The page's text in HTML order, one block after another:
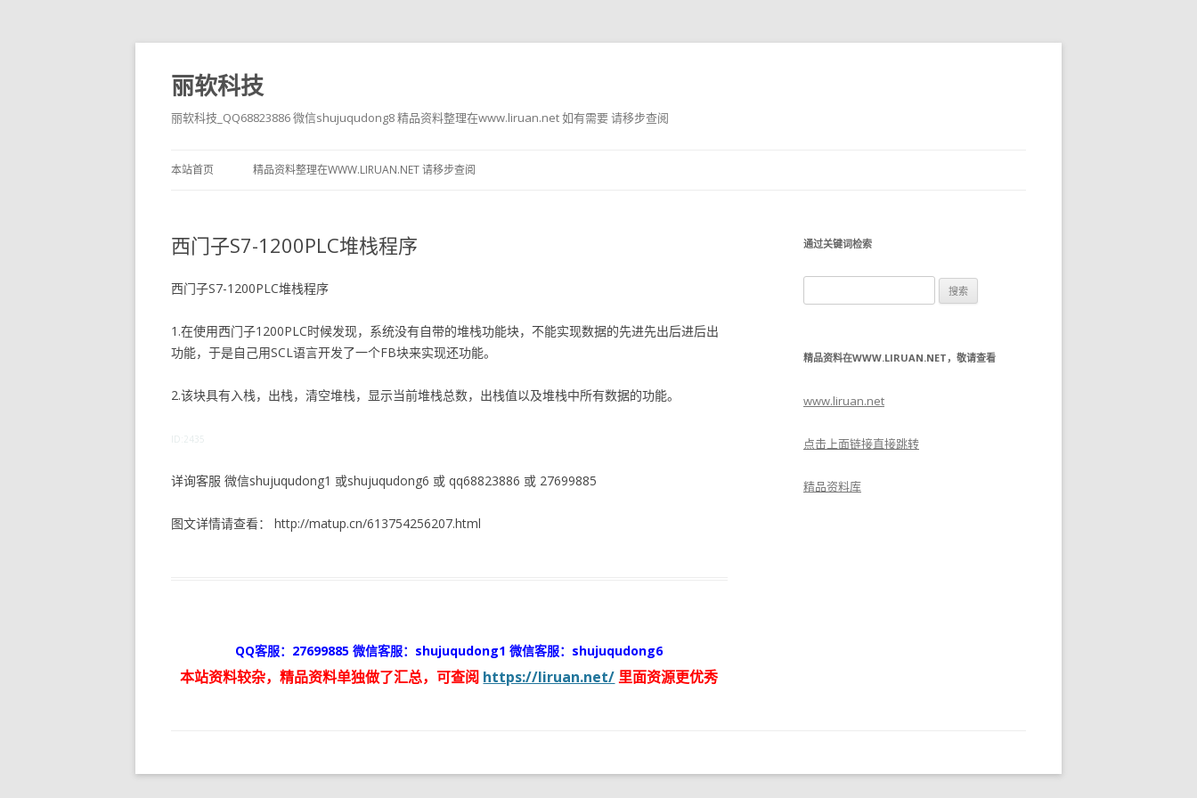
丽软科技
丽软科技_QQ68823886 微信shujuqudong8 精品资料整理在www.liruan.net 如有需要 请移步查阅
本站首页 精品资料整理在WWW.LIRUAN.NET 请移步查阅
西门子S7-1200PLC堆栈程序
西门子S7-1200PLC堆栈程序
1.在使用西门子1200PLC时候发现，系统没有自带的堆栈功能块，不能实现数据的先进先出后进后出
功能，于是自己用SCL语言开发了一个FB块来实现还功能。
2.该块具有入栈，出栈，清空堆栈，显示当前堆栈总数，出栈值以及堆栈中所有数据的功能。
ID:2435
详询客服 微信shujuqudong1 或shujuqudong6 或 qq68823886 或 27699885
图文详情请查看： http://matup.cn/613754256207.html
QQ客服：27699885 微信客服：shujuqudong1 微信客服：shujuqudong6
本站资料较杂，精品资料单独做了汇总，可查阅 https://liruan.net/ 里面资源更优秀
通过关键词检索
索：
精品资料在WWW.LIRUAN.NET，敬请查看
www.liruan.net
点击上面链接直接跳转
精品资料库